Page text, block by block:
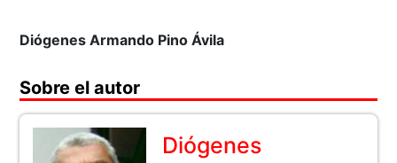
Diógenes Armando Pino Ávila
Sobre el autor
Diógenes